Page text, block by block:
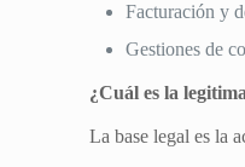
Facturación y
Gestiones de
¿Cuál es la
La base legal es la